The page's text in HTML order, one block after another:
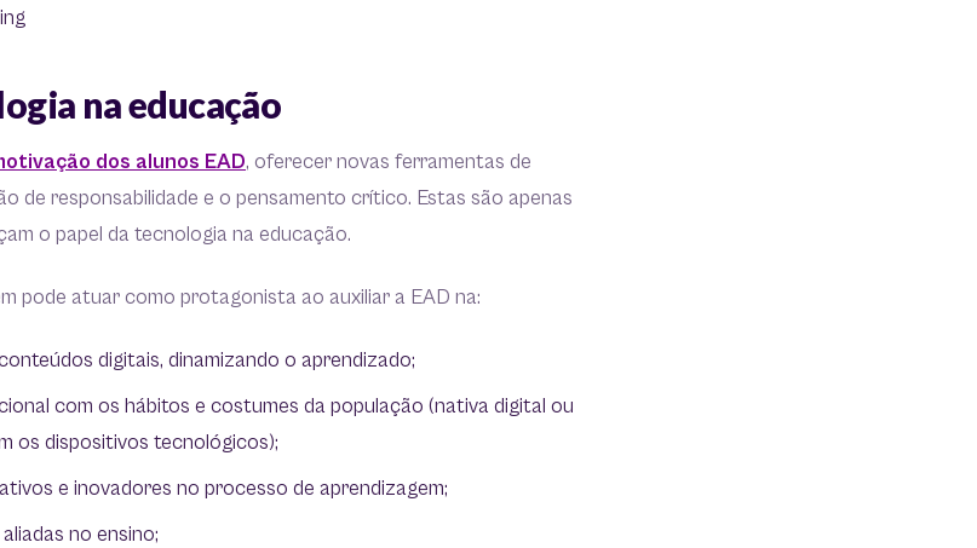
na educação
dos alunos EAD, oferecer novas ferramentas de
de responsabilidade e o pensamento crítico. Estas são apenas
o papel da tecnologia na educação.
pode atuar como protagonista ao auxiliar a EAD na:
digitais, dinamizando o aprendizado;
com os hábitos e costumes da população (nativa digital ou
os dispositivos tecnológicos);
e inovadores no processo de aprendizagem;
no ensino;